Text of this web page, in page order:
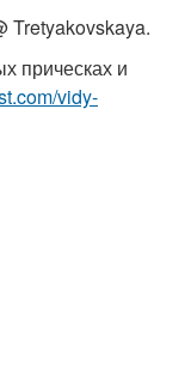
Tretyakovskaya.
прическах и
vidy-